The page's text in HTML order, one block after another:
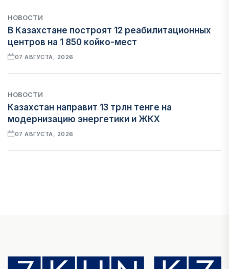
НОВОСТИ
В Казахстане построят 12 реабилитационных
центров на 1 850 койко-мест
07 АВГУСТА, 2026
НОВОСТИ
Казахстан направит 13 трлн тенге на
модернизацию энергетики и ЖКХ
07 АВГУСТА, 2026
Денежно-кредитная политика влияет не